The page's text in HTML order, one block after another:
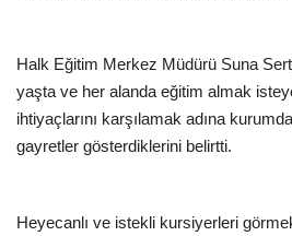
Halk Eğitim Merkez Müdürü Suna
yaşta ve her alanda eğitim almak
ihtiyaçlarını karşılamak adına
gayretler gösterdiklerini belirtti.
Heyecanlı ve istekli kursiyerleri